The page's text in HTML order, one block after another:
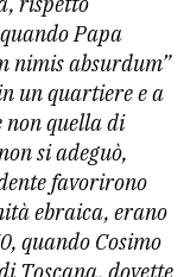
Papa
nimis absurdum”
un quartiere e a
non quella di
si adeguò,
favorirono
ebraica, erano
quando Cosimo